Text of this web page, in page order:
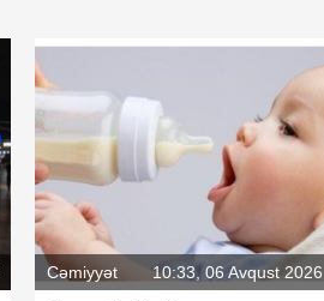
Cəmiyyət 10:33, 06 Avqust 2026